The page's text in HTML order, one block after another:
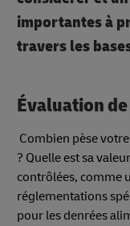
importantes à
travers les
Évaluation
Combien pèse
? Quelle est sa
contrôlées, comme
réglementations
pour les denrées